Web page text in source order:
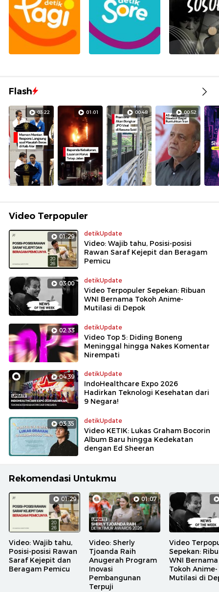
Flash
03:22 01:01 00:48 00:52
Video Terpopuler
01:29 detikUpdate
Video: Wajib tahu, Posisi-posisi
Rawan Saraf Kejepit dan Beragam
Pemicu
03:00 detikUpdate
Video Terpopuler Sepekan: Ribuan
WNI Bernama Tokoh Anime-
Mutilasi di Depok
02:33 detikUpdate
Video Top 5: Diding Boneng
Meninggal hingga Nakes Komentar
Nirempati
04:39 detikUpdate
IndoHealthcare Expo 2026
Hadirkan Teknologi Kesehatan dari
9 Negara!
03:35 detikUpdate
Video KETIK: Lukas Graham Bocorin
Album Baru hingga Kedekatan
dengan Ed Sheeran
Rekomendasi Untukmu
01:29
Video: Wajib tahu,
Posisi-posisi Rawan
Saraf Kejepit dan
Beragam Pemicu
01:07
Video: Sherly
Tjoanda Raih
Anugerah Program
Inovasi
Pembangunan
Terpuji
Video
Sepekan:
WNI Bernama
Tokoh Anime-
Mutilasi di